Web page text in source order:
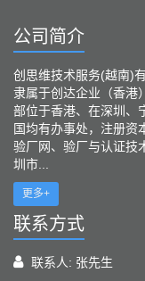
公司简介
创思维技术服务(越南)
隶属于创达企业（香港
部位于香港、在深圳、
国均有办事处，注册资
验厂网、验厂与认证技
圳市...
更多+
联系方式
联系人: 张先生